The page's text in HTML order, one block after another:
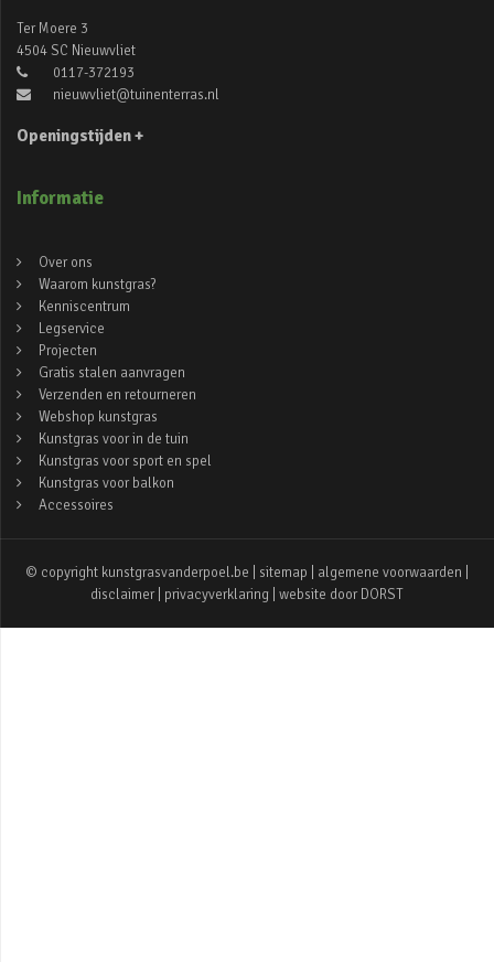
Ter Moere 3
4504 SC Nieuwvliet
0117-372193
nieuwvliet@tuinenterras.nl
Openingstijden +
Informatie
Over ons
Waarom kunstgras?
Kenniscentrum
Legservice
Projecten
Gratis stalen aanvragen
Verzenden en retourneren
Webshop kunstgras
Kunstgras voor in de tuin
Kunstgras voor sport en spel
Kunstgras voor balkon
Accessoires
© copyright kunstgrasvanderpoel.be | sitemap algemene voorwaarden
disclaimer
privacyverklaring | website door DORST